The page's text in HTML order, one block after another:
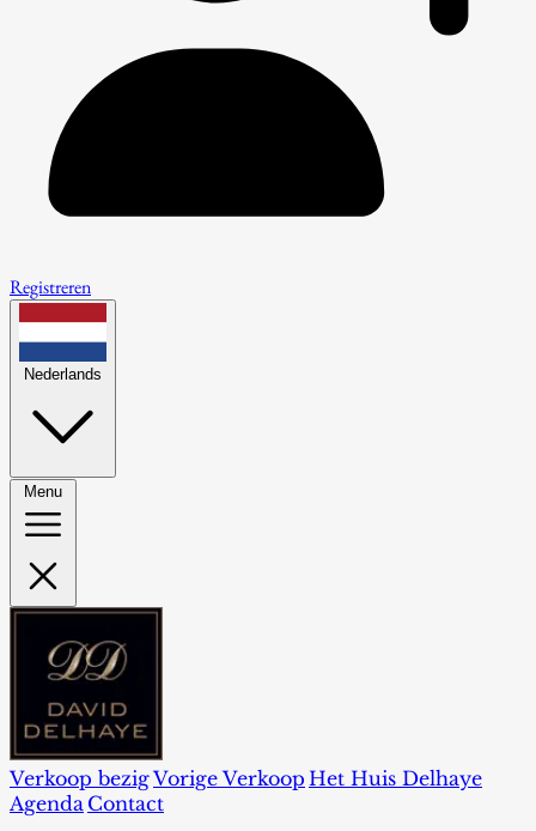
Registreren
Nederlands
Menu
Verkoop bezigVorige Verkoop Het Huis Delhaye
Agenda Contact